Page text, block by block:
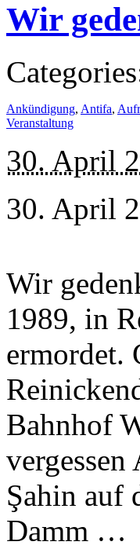
Wir
Ankündigung, Antifa,
Veranstaltung
30. April
30. April
Wir
1989, in
ermordet.
Bahnhof
Şahin auf
Damm …